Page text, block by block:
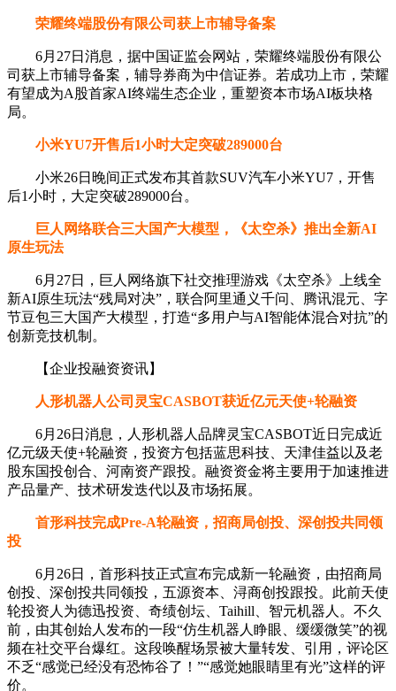
荣耀终端股份有限公司获上市辅导备案
6月27日消息，据中国证监会网站，荣耀终端股份有限公
司获上市辅导备案，辅导券商为中信证券。若成功上市，荣耀
有望成为A股首家AI终端生态企业，重塑资本市场AI板块格
局。
小米YU7开售后1小时大定突破289000台
小米26日晚间正式发布其首款SUV汽车小米YU7，开售
后1小时，大定突破289000台。
巨人网络联合三大国产大模型，《太空杀》推出全新AI
原生玩法
6月27日，巨人网络旗下社交推理游戏《太空杀》上线全
新AI原生玩法“残局对决”，联合阿里通义千问、腾讯混元、字
节豆包三大国产大模型，打造“多用户与AI智能体混合对抗”的
创新竞技机制。
【企业投融资资讯】
人形机器人公司灵宝CASBOT获近亿元天使+轮融资
6月26日消息，人形机器人品牌灵宝CASBOT近日完成近
亿元级天使+轮融资，投资方包括蓝思科技、天津佳益以及老
股东国投创合、河南资产跟投。融资资金将主要用于加速推进
产品量产、技术研发迭代以及市场拓展。
首形科技完成Pre-A轮融资，招商局创投、深创投共同领
投
6月26日，首形科技正式宣布完成新一轮融资，由招商局
创投、深创投共同领投，五源资本、浔商创投跟投。此前天使
轮投资人为德迅投资、奇绩创坛、Taihill、智元机器人。不久
前，由其创始人发布的一段“仿生机器人睁眼、缓缓微笑”的视
频在社交平台爆红。这段唤醒场景被大量转发、引用，评论区
不乏“感觉已经没有恐怖谷了！”“感觉她眼睛里有光”这样的评
价。